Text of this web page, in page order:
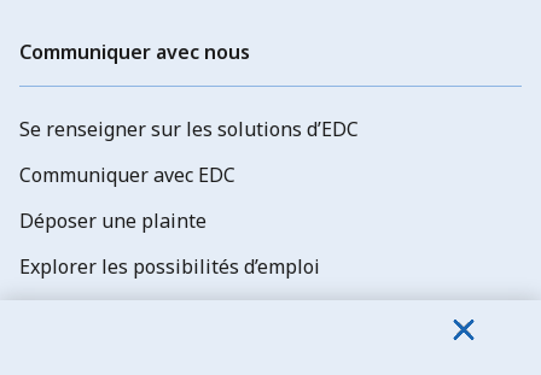
Communiquer avec nous
Se renseigner sur les solutions d’EDC
Communiquer avec EDC
Déposer une plainte
Explorer les possibilités d’emploi